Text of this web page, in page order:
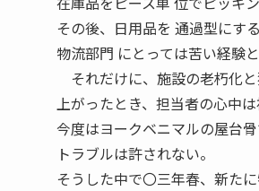
その後、日用品を 通過型にす
物流部門 にとっては苦い経験
それだけに、施設の老朽化
上がったとき、担当者の心中
今度はヨークベニマルの屋台
トラブルは許されない。
そうした中で〇三年春、新た